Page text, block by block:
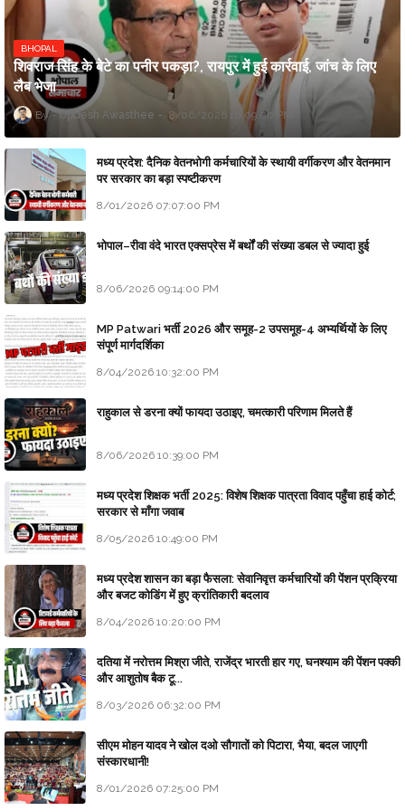
BHOPAL
शिवराज सिंह के बेटे का पनीर पकड़ा?, रायपुर में हुई कार्रवाई, जांच के लिए
लैब भेजा
Updesh Awasthee 8/06/2026 10:09:00 PM
मध्य प्रदेश: दैनिक वेतनभोगी कर्मचारियों के स्थायी वर्गीकरण और वेतनमान
पर सरकार का बड़ा स्पष्टीकरण
8/01/2026 07:07:00 PM
भोपाल–रीवा वंदे भारत एक्सप्रेस में बर्थों की संख्या डबल से ज्यादा हुई
8/06/2026 09:14:00 PM
MP Patwari भर्ती 2026 और समूह-2 उपसमूह-4 अभ्यर्थियों के लिए
संपूर्ण मार्गदर्शिका
8/04/2026 10:32:00 PM
राहुकाल से डरना क्यों फायदा उठाइए, चमत्कारी परिणाम मिलते हैं
8/06/2026 10:39:00 PM
मध्य प्रदेश शिक्षक भर्ती 2025: विशेष शिक्षक पात्रता विवाद पहुँचा हाई कोर्ट;
सरकार से माँगा जवाब
8/05/2026 10:49:00 PM
मध्य प्रदेश शासन का बड़ा फैसला: सेवानिवृत्त कर्मचारियों की पेंशन प्रक्रिया
और बजट कोडिंग में हुए क्रांतिकारी बदलाव
8/04/2026 10:20:00 PM
दतिया में नरोत्तम मिश्रा जीते, राजेंद्र भारती हार गए, घनश्याम की पेंशन पक्की
और आशुतोष बैक टू...
8/03/2026 06:32:00 PM
सीएम मोहन यादव ने खोल दओ सौगातों को पिटारा, भैया, बदल जाएगी
संस्कारधानी!
8/01/2026 07:25:00 PM